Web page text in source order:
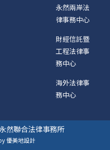
永然兩岸法
律事務中心
財經信託暨
工程法律事
務中心
海外法律事
務中心
然聯合法律事務所
優美地設計